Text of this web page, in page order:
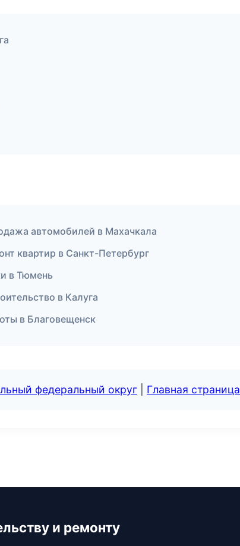
автомобилей в Махачкала
квартир в Санкт-Петербург
в Тюмень
в Калуга
в Благовещенск
федеральный округ Главная страница
и ремонту